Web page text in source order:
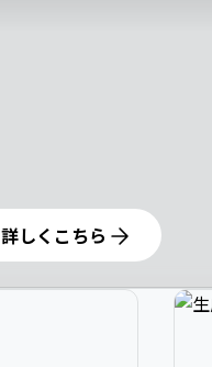
詳しくこちら